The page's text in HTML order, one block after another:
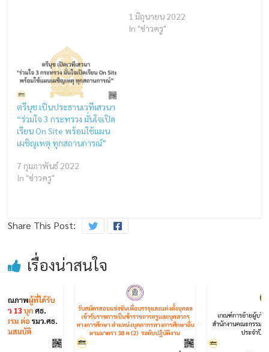
1 มิถุนายน 2022
In "ข่าวครู"
ตรีนุช เป็นประธานเวทีเสวนา
“ร่วมใจ 3 กระทรวง มั่นใจเปิด
เรียน On Site พร้อมใช้แผน
เผชิญเหตุ ทุกสถานการณ์”
7 กุมภาพันธ์ 2022
In "ข่าวครู"
Share This Post:
เรื่องน่าสนใจ